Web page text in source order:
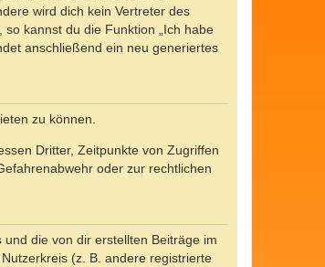
wird dich kein Vertreter des
kannst du die Funktion „Ich habe
anschließend ein neu generiertes
zu können.
Dritter, Zeitpunkte von Zugriffen
oder zur rechtlichen
die von dir erstellten Beiträge im
(z. B. andere registrierte